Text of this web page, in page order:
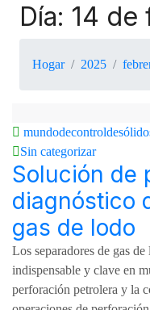
Día: 14 de
Hogar 2025
Sin categorizar
Solución de
diagnóstico
gas de lodo
Los separadores de gas
indispensable y clave en
perforación petrolera y la